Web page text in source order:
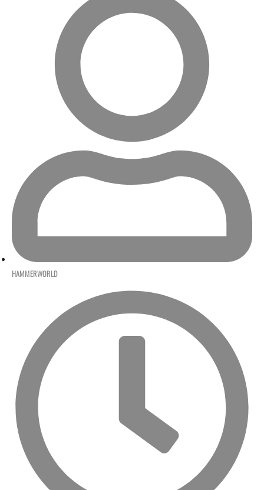
HAMMERWORLD